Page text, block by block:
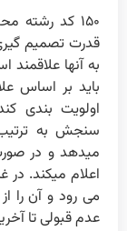
۱۵۰ کد
قدرت تصمیم
به آنها
باید بر اساس
اولویت بندی
سنجش به ترتیب
میدهد و در
اعلام میکند.
می رود و آن را
عدم قبولی تا